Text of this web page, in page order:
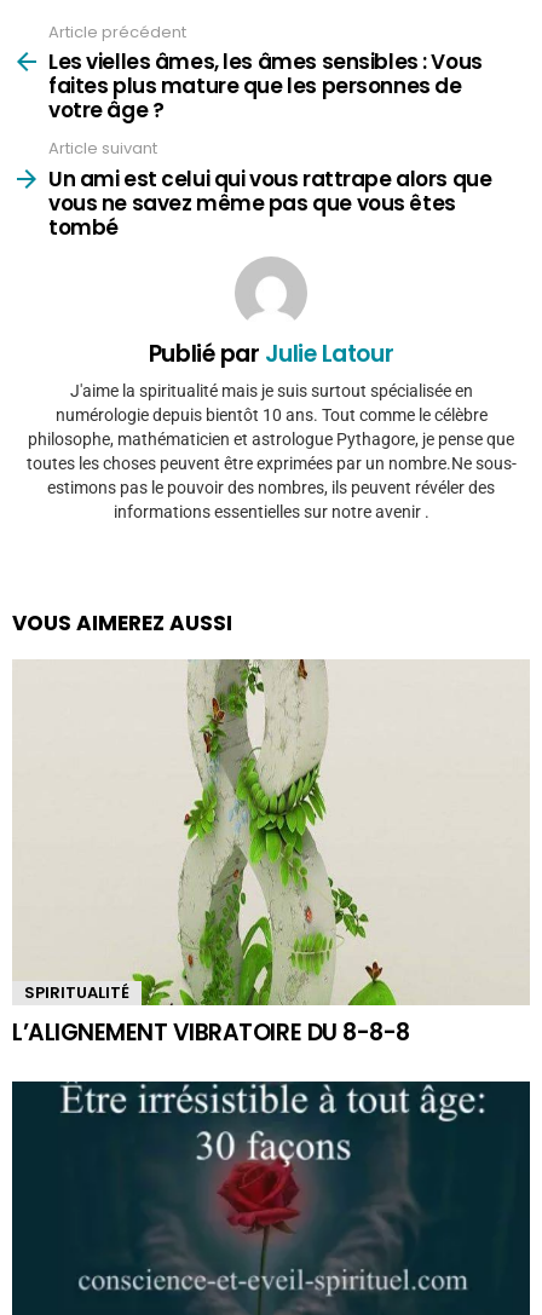
plus
Article précédent
Les vielles âmes, les âmes sensibles : Vous
faites plus mature que les personnes de
votre âge ?
Article suivant
Un ami est celui qui vous rattrape alors que
vous ne savez même pas que vous êtes
tombé
Publié par Julie Latour
J'aime la spiritualité mais je suis surtout spécialisée en
numérologie depuis bientôt 10 ans. Tout comme le célèbre
philosophe, mathématicien et astrologue Pythagore, je pense que
toutes les choses peuvent être exprimées par un nombre.Ne sous-
estimons pas le pouvoir des nombres, ils peuvent révéler des
informations essentielles sur notre avenir .
VOUS AIMEREZ AUSSI
SPIRITUALITÉ
L’ALIGNEMENT VIBRATOIRE DU 8-8-8